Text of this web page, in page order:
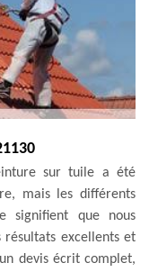
sur tuile a été
mais les différents
signifient que nous
résultats excellents et
devis écrit complet,